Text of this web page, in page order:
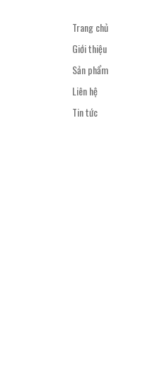
Trang chủ
Giới thiệu
Sản phẩm
Liên hệ
Tin tức